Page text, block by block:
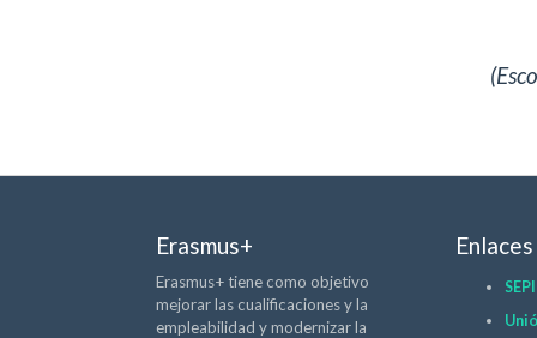
Erasmus+
Erasmus+ tiene como objetivo
mejorar las cualificaciones y la
empleabilidad y modernizar la
Enlaces